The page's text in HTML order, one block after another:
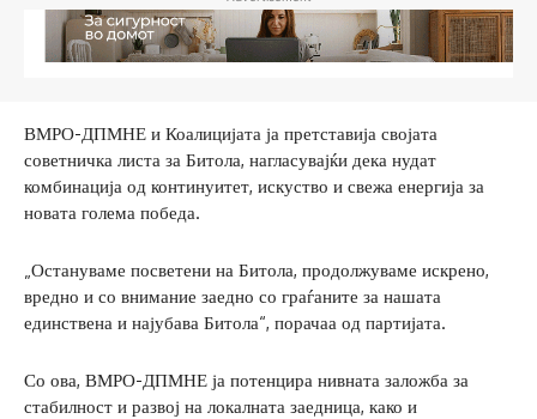
ВМРО-ДПМНЕ и Коалицијата ја претставија својата
советничка листа за Битола, нагласувајќи дека нудат
комбинација од континуитет, искуство и свежа енергија за
новата голема победа.
„Остануваме посветени на Битола, продолжуваме искрено,
вредно и со внимание заедно со граѓаните за нашата
единствена и најубава Битола“, порачаа од партијата.
Со ова, ВМРО-ДПМНЕ ја потенцира нивната заложба за
стабилност и развој на локалната заедница, како и